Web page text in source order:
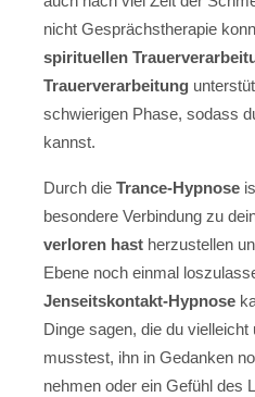
nicht Gesprächstherapie
spirituellen
Trauerverarbeitung
schwierigen Phase, sodass
kannst.
Durch die Trance-Hypnose
besondere Verbindung zu
verloren hast herzustellen
Ebene noch einmal
Jenseitskontakt-Hypnose
Dinge sagen, die du
musstest, ihn in Gedanken
nehmen oder ein Gefühl des